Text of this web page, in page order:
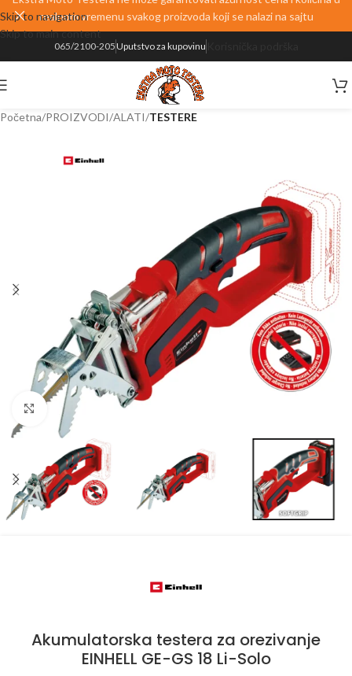
Skip to navigation
Skip to main content
realnom vremenu svakog proizvoda koji se nalazi na sajtu
065/2100-205Uputstvo za kupovinu
Početna PROIZVODI ALATI TESTERE
Kliknite za uvećanje
Akumulatorska testera za orezivanje
EINHELL GE-GS 18 Li-Solo